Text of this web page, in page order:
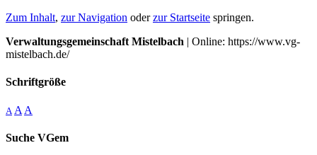
Zum Inhalt, zur Navigation oderzur Startseite springen.
Verwaltungsgemeinschaft Mistelbach | Online: https://www.vg-
mistelbach.de/
Schriftgröße
A A A
Suche VGem